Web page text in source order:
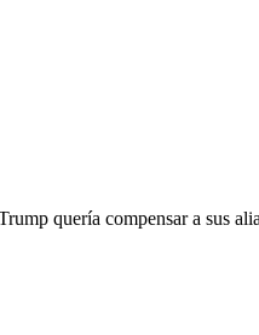
quería compensar a sus